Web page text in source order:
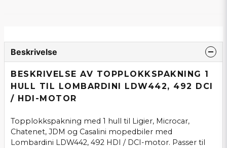
Beskrivelse
BESKRIVELSE AV TOPPLOKKSPAKNING 1
HULL TIL LOMBARDINI LDW442, 492 DCI
/ HDI-MOTOR
Topplokkspakning med 1 hull til Ligier, Microcar,
Chatenet, JDM og Casalini mopedbiler med
Lombardini LDW442, 492 HDI / DCI-motor. Passer til